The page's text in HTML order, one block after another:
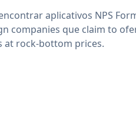
aplicativos NPS
companies que claim to
at rock-bottom prices.